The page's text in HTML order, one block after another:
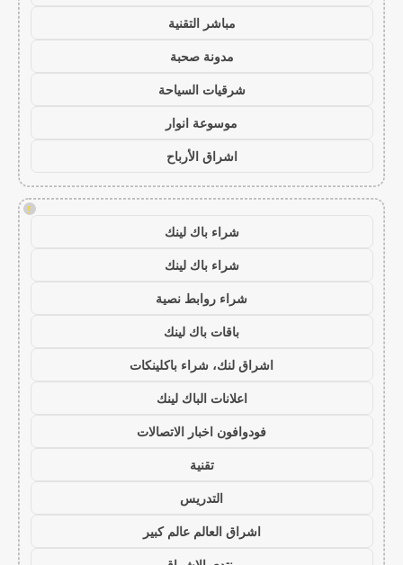
مباشر التقنية
مدونة صحبة
شرقيات السياحة
موسوعة انوار
اشراق الأرباح
!
شراء باك لينك
شراء باك لينك
شراء روابط نصية
باقات باك لينك
اشراق لنك، شراء باكلينكات
اعلانات الباك لينك
فودوافون اخبار الاتصالات
تقنية
التدريس
اشراق العالم عالم كبير